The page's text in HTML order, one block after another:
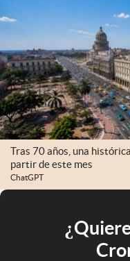
Tras 70 años, una
partir de este mes
ChatGPT